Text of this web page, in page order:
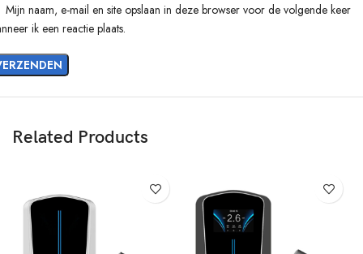
Mijn naam, e-mail en site opslaan in deze browser voor de volgende keer
ik een reactie plaats.
Related Products